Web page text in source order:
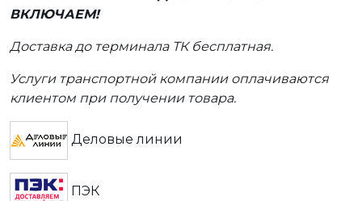
ВКЛЮЧАЕМ!
Доставка до терминала ТК бесплатная.
Услуги транспортной компании оплачиваются
клиентом при получении товара.
Деловые линии
ПЭК